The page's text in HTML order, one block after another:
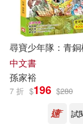
尋寶少年隊：青銅
中文書
孫家裕
7 折 $196 $280
試